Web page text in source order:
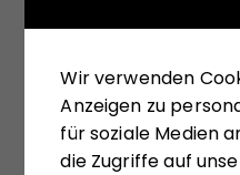
Wir verwenden
Anzeigen zu
für soziale Medien
die Zugriffe auf